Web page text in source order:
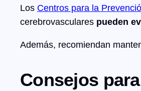
Los Centros para la
cerebrovasculares pueden
Además, recomiendan
Consejos